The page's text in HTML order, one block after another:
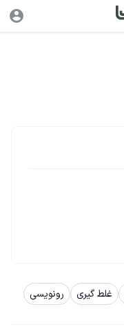
غلط گیری
رونویسی